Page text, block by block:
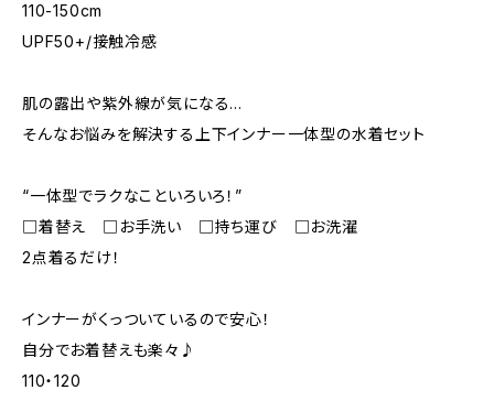
110-150cm
UPF50+/接触冷感
肌の露出や紫外線が気になる…
そんなお悩みを解決する上下インナー一体型の水着セット
“一体型でラクなこといろいろ！”
□着替え □お手洗い □持ち運び □お洗濯
2点着るだけ！
インナーがくっついているので安心！
自分でお着替えも楽々♪
110・120